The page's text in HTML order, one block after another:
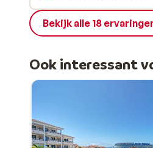
Bekijk alle 18
Ook interessant